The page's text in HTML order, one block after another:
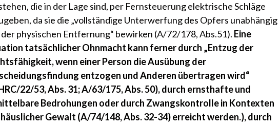
die in der Lage sind, per Fernsteuerung elektrische Schläge
da sie die „vollständige Unterwerfung des Opfers unabhängig
physischen Entfernung“ bewirken (A/72/178, Abs.51). Eine
tatsächlicher Ohnmacht kann ferner durch „Entzug der
wenn einer Person die Ausübung der
entzogen und Anderen übertragen wird“
22/53, Abs. 31; A/63/175, Abs. 50), durch ernsthafte und
Bedrohungen oder durch Zwangskontrolle in Kontexten
Gewalt (A/74/148, Abs. 32-34) erreicht werden.), durch